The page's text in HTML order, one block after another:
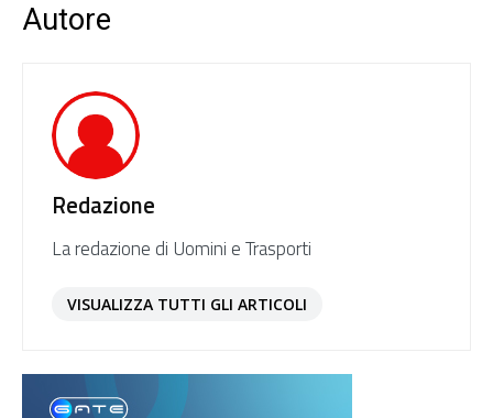
Autore
Redazione
La redazione di Uomini e Trasporti
VISUALIZZA TUTTI GLI ARTICOLI